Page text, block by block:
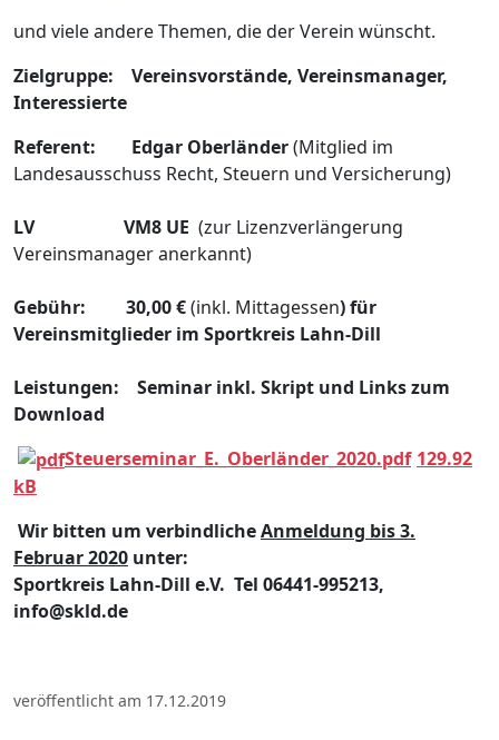
und viele andere Themen, die der Verein wünscht.
Zielgruppe: Vereinsvorstände, Vereinsmanager,
Interessierte
Referent: Edgar Oberländer(Mitglied im
Landesausschuss Recht, Steuern und Versicherung)
LV VM8 UE (zur Lizenzverlängerung
Vereinsmanager anerkannt)
Gebühr: 30,00 €(inkl. Mittagessen) für
Vereinsmitglieder im Sportkreis Lahn-Dill
Leistungen: Seminar inkl. Skript und Links zum
Download
Steuerseminar_E._Oberländer_2020.pdf 129.92
kB
Wir bitten um verbindlicheAnmeldung bis 3.
Februar 2020 unter:
Sportkreis Lahn-Dill e.V. Tel 06441-995213,
info@skld.de
veröffentlicht am 17.12.2019